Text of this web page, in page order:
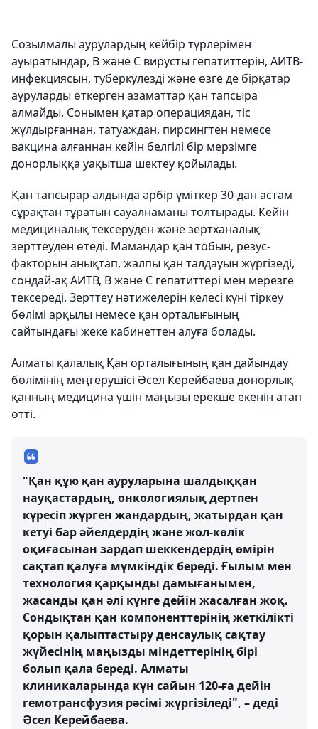
Созылмалы аурулардың кейбір түрлерімен
ауыратындар, В және С вирусты гепатиттерін, АИТВ-
инфекциясын, туберкулезді және өзге де бірқатар
ауруларды өткерген азаматтар қан тапсыра
алмайды. Сонымен қатар операциядан, тіс
жұлдырғаннан, татуаждан, пирсингтен немесе
вакцина алғаннан кейін белгілі бір мерзімге
донорлыққа уақытша шектеу қойылады.
Қан тапсырар алдында әрбір үміткер 30-дан астам
сұрақтан тұратын сауалнаманы толтырады. Кейін
медициналық тексеруден және зертханалық
зерттеуден өтеді. Мамандар қан тобын, резус-
факторын анықтап, жалпы қан талдауын жүргізеді,
сондай-ақ АИТВ, В және С гепатиттері мен мерезге
тексереді. Зерттеу нәтижелерін келесі күні тіркеу
бөлімі арқылы немесе қан орталығының
сайтындағы жеке кабинеттен алуға болады.
Алматы қалалық Қан орталығының қан дайындау
бөлімінің меңгерушісі Әсел Керейбаева донорлық
қанның медицина үшін маңызы ерекше екенін атап
өтті.
"Қан құю қан ауруларына шалдыққан
науқастардың, онкологиялық дертпен
күресіп жүрген жандардың, жатырдан қан
кетуі бар әйелдердің және жол-көлік
оқиғасынан зардап шеккендердің өмірін
сақтап қалуға мүмкіндік береді. Ғылым мен
технология қарқынды дамығанымен,
жасанды қан әлі күнге дейін жасалған жоқ.
Сондықтан қан компоненттерінің жеткілікті
қорын қалыптастыру денсаулық сақтау
жүйесінің маңызды міндеттерінің бірі
болып қала береді. Алматы
клиникаларында күн сайын 120-ға дейін
гемотрансфузия рәсімі жүргізіледі", – деді
Әсел Керейбаева.